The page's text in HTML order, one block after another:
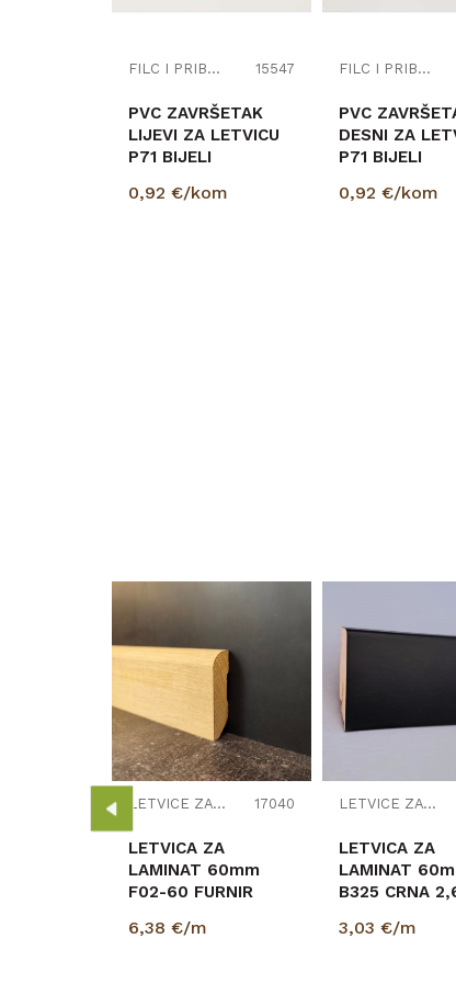
FILC I PRIBOR 15547
PVC ZAVRŠETAK
LIJEVI ZA LETVICU
P71 BIJELI
0,92 €/kom
FILC I PRIBOR
PVC
DESNI ZA
P71 BIJELI
0,92 €/kom
LETVICE ZA LAMINAT 17040
LETVICA ZA
LAMINAT 60mm
F02-60 FURNIR
6,38 €/m
LETVICE ZA LAMINAT
LETVICA ZA
LAMINAT
B325 CRNA
3,03 €/m